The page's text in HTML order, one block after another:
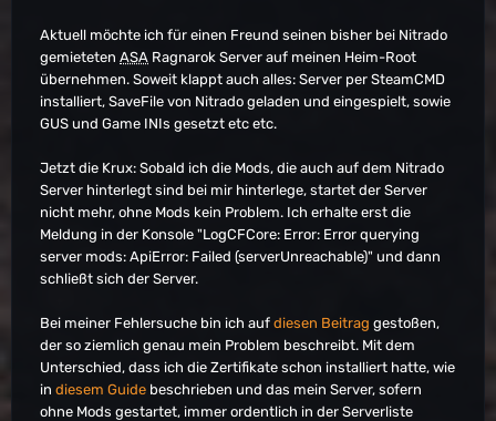
Aktuell möchte ich für einen Freund seinen bisher bei Nitrado
gemieteten ASA Ragnarok Server auf meinen Heim-Root
übernehmen. Soweit klappt auch alles: Server per SteamCMD
installiert, SaveFile von Nitrado geladen und eingespielt, sowie
GUS und Game INIs gesetzt etc etc.
Jetzt die Krux: Sobald ich die Mods, die auch auf dem Nitrado
Server hinterlegt sind bei mir hinterlege, startet der Server
nicht mehr, ohne Mods kein Problem. Ich erhalte erst die
Meldung in der Konsole "LogCFCore: Error: Error querying
server mods: ApiError: Failed (serverUnreachable)" und dann
schließt sich der Server.
Bei meiner Fehlersuche bin ich auf diesen Beitrag gestoßen,
der so ziemlich genau mein Problem beschreibt. Mit dem
Unterschied, dass ich die Zertifikate schon installiert hatte, wie
in diesem Guide beschrieben und das mein Server, sofern
ohne Mods gestartet, immer ordentlich in der Serverliste